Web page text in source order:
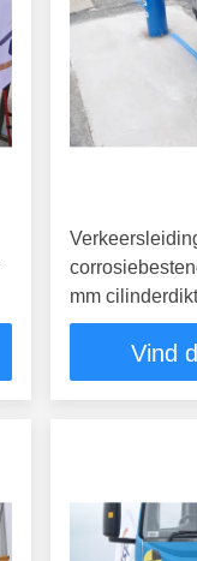
mm
bollarden
Vind